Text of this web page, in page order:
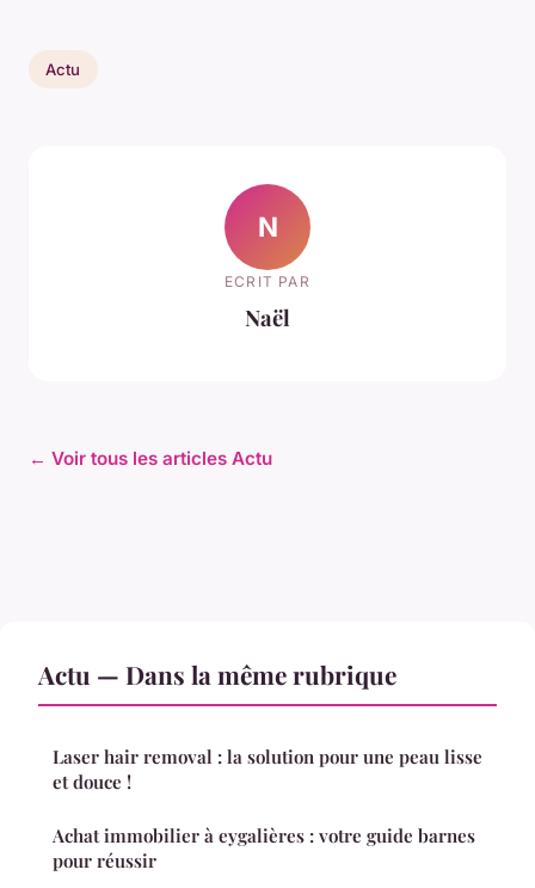
Actu
N
ECRIT PAR
Naël
← Voir tous les articles Actu
Actu — Dans la même rubrique
Laser hair removal : la solution pour une peau lisse
et douce !
Achat immobilier à eygalières : votre guide barnes
pour réussir